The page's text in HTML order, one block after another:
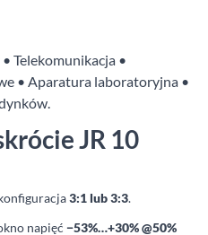
Telekomunikacja •
• Aparatura laboratoryjna •
JR 10
3:1 lub 3:3.
napięć −53%…+30% @50%